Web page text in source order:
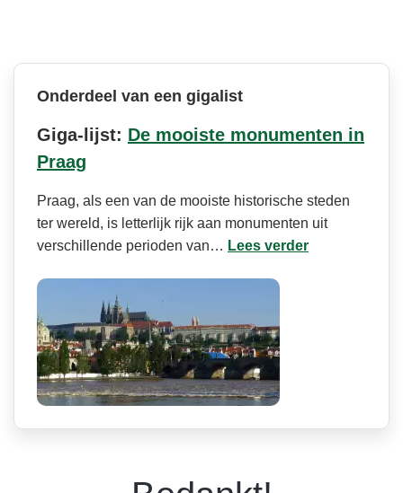
Onderdeel van een gigalist
Giga-lijst: De mooiste monumenten in
Praag
Praag, als een van de mooiste historische steden
ter wereld, is letterlijk rijk aan monumenten uit
verschillende perioden van… Lees verder